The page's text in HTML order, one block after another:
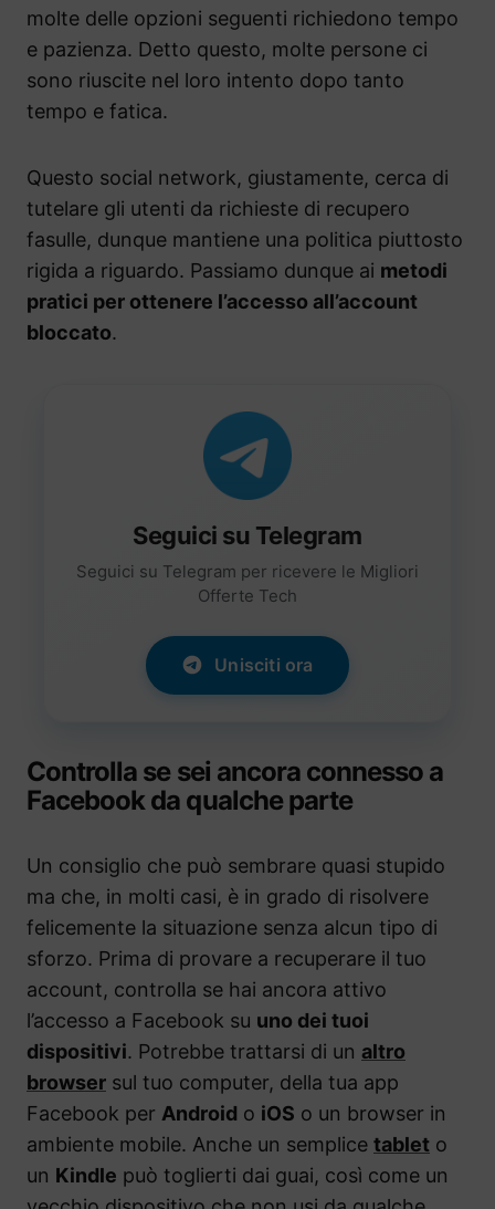
molte delle opzioni seguenti richiedono tempo
e pazienza. Detto questo, molte persone ci
sono riuscite nel loro intento dopo tanto
tempo e fatica.
Questo social network, giustamente, cerca di
tutelare gli utenti da richieste di recupero
fasulle, dunque mantiene una politica piuttosto
rigida a riguardo. Passiamo dunque ai metodi
pratici per ottenere l’accesso all’account
bloccato.
Seguici su Telegram
Seguici su Telegram per ricevere le Migliori
Offerte Tech
Unisciti ora
Controlla se sei ancora connesso a
Facebook da qualche parte
Un consiglio che può sembrare quasi stupido
ma che, in molti casi, è in grado di risolvere
felicemente la situazione senza alcun tipo di
sforzo. Prima di provare a recuperare il tuo
account, controlla se hai ancora attivo
l’accesso a Facebook su uno dei tuoi
dispositivi. Potrebbe trattarsi di un altro
browser sul tuo computer, della tua app
Facebook per Android o iOS o un browser in
ambiente mobile. Anche un semplice tablet o
un Kindle può toglierti dai guai, così come un